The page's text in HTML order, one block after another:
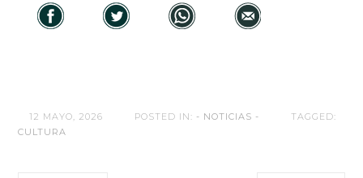
12 MAYO, 2026 POSTED IN: - NOTICIAS -
TAGGED:
CULTURA